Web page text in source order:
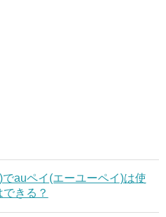
auペイ(エーユーペイ)は使
きる？